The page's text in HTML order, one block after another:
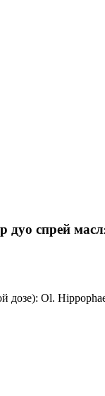
дуо спрей
дозе): Ol.